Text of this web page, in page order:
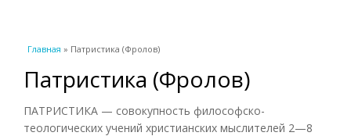
Вы здесь
Главная » Патристика (Фролов)
Патристика (Фролов)
ПАТРИСТИКА — совокупность философско-
теологических учений христианских мыслителей 2—8